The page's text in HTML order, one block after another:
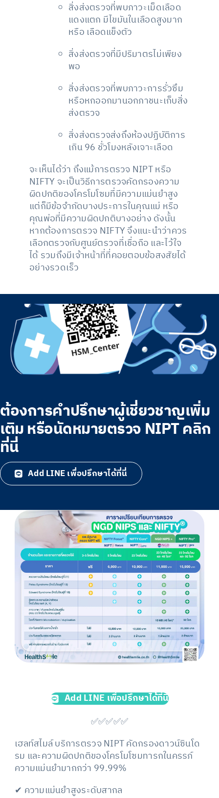
สิ่งส่งตรวจที่พบภาวะเม็ดเลือด
แดงแตก มีไขมันในเลือดสูงมาก
หรือ เลือดแข็งตัว
สิ่งส่งตรวจที่มีปริมาตรไม่เพียง
พอ
สิ่งส่งตรวจที่พบภาวะการรั่วซึม
หรือหกออกมานอกภาชนะเก็บสิ่ง
ส่งตรวจ
สิ่งส่งตรวจส่งถึงห้องปฏิบัติการ
เกิน 96 ชั่วโมงหลังเจาะเลือด
จะเห็นได้ว่า ถึงแม้การตรวจ NIPT หรือ
NIFTY จะเป็นวิธีการตรวจคัดกรองความ
ผิดปกติของโครโมโซมที่มีความแม่นยำสูง
แต่ก็มีข้อจำกัดบางประการในคุณแม่ หรือ
คุณพ่อที่มีความผิดปกติบางอย่าง ดังนั้น
หากต้องการตรวจ NIFTY จึงแนะนำว่าควร
เลือกตรวจกับศูนย์ตรวจที่เชื่อถือ และไว้ใจ
ได้ รวมถึงมีเจ้าหน้าที่ที่คอยตอบข้อสงสัยได้
อย่างรวดเร็ว
ต้องการคำปรึกษาผู้เชี่ยวชาญเพิ่ม
เติม หรือนัดหมายตรวจ NIPT คลิก
ที่นี่
Add LINE เพื่อปรึกษาได้ที่นี่
Add LINE เพื่อปรึกษาได้ที่นี่
✅✅✅✅✅
เฮลท์สไมล์ บริการตรวจ NIPT คัดกรองดาวน์ซินโด
รม และความผิดปกติของโครโมโซมทารกในครรภ์
ความแม่นยำมากกว่า 99.99%
✔ ความแม่นยำสูงระดับสากล